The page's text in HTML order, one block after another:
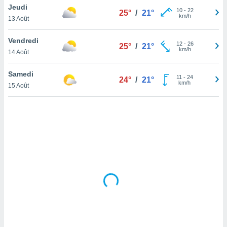
en
de
Jeudi
13 Août
25° / 21° 10- 22
km/h
Vendredi
14 Août
25° / 21° 12- 26
km/h
Samedi
15 Août
24° / 21° 11 - 24
km/h